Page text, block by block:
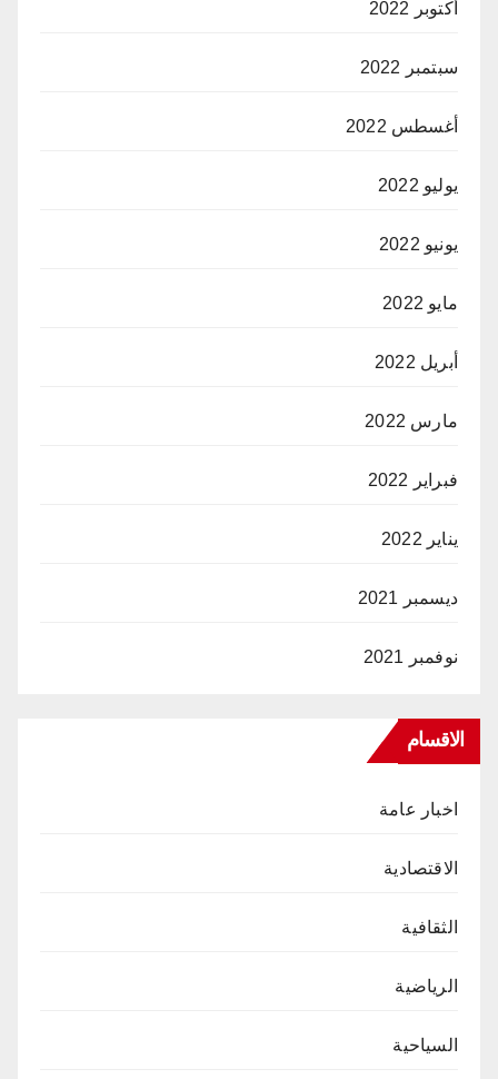
أكتوبر 2022
سبتمبر 2022
أغسطس 2022
يوليو 2022
يونيو 2022
مايو 2022
أبريل 2022
مارس 2022
فبراير 2022
يناير 2022
ديسمبر 2021
نوفمبر 2021
الاقسام
اخبار عامة
الاقتصادية
الثقافية
الرياضية
السياحية